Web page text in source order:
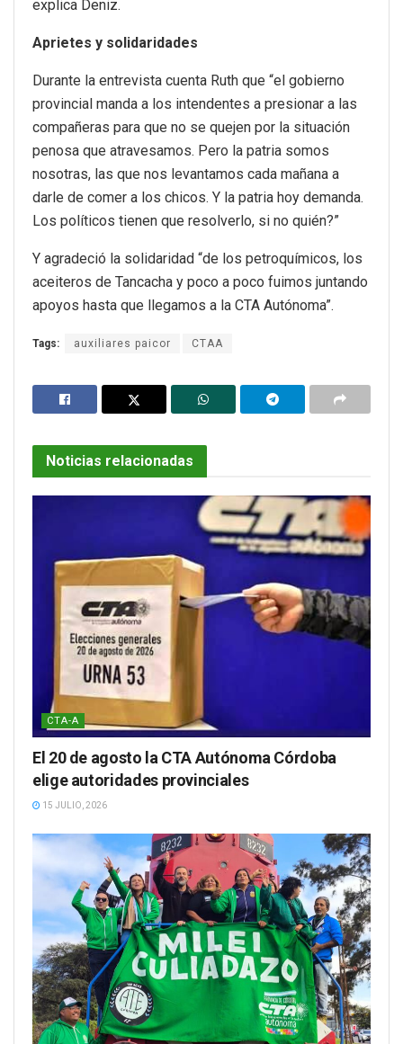
explica Deniz.
Aprietes y solidaridades
Durante la entrevista cuenta Ruth que “el gobierno
provincial manda a los intendentes a presionar a las
compañeras para que no se quejen por la situación
penosa que atravesamos. Pero la patria somos
nosotras, las que nos levantamos cada mañana a
darle de comer a los chicos. Y la patria hoy demanda.
Los políticos tienen que resolverlo, si no quién?”
Y agradeció la solidaridad “de los petroquímicos, los
aceiteros de Tancacha y poco a poco fuimos juntando
apoyos hasta que llegamos a la CTA Autónoma”.
Tags: auxiliares paicor CTAA
Noticias relacionadas
CTA-A
El 20 de agosto la CTA Autónoma Córdoba
elige autoridades provinciales
15 JULIO, 2026